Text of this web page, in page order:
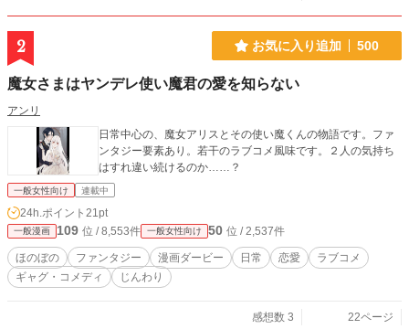
2 お気に入り追加 500
魔女さまはヤンデレ使い魔君の愛を知らない
アンリ
日常中心の、魔女アリスとその使い魔くんの物語です。ファ
ンタジー要素あり。若干のラブコメ風味です。２人の気持ち
はすれ違い続けるのか……？
一般女性向け 連載中
24h.ポイント 21pt
一般漫画 109 位 / 8,553件 一般女性向け 50 位 / 2,537件
ほのぼの ファンタジー 漫画ダービー 日常 恋愛
ラブコメ
ギャグ・コメディ
じんわり
感想数 3
22ページ